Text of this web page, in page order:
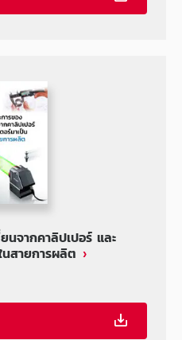
นจากคาลิปเปอร์ และ
นสายการผลิต